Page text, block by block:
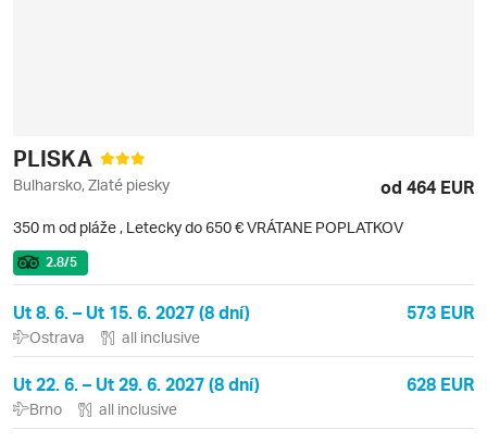
PLISKA
Bulharsko, Zlaté piesky od 464 EUR
350 m od pláže , Letecky do 650 € VRÁTANE POPLATKOV
2.8/5
Ut 8. 6. – Ut 15. 6. 2027 (8 dní) 573 EUR
Ostrava all inclusive
Ut 22. 6. – Ut 29. 6. 2027 (8 dní) 628 EUR
Brno all inclusive